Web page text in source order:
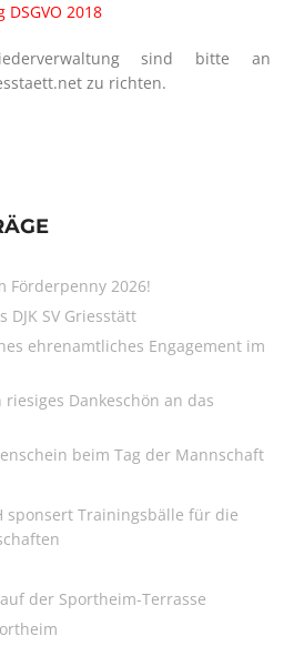
2018
sind bitte an
zu richten.
Förderpenny 2026!
DJK SV Griesstätt
ehrenamtliches Engagement im
Dankeschön an das
beim Tag der Mannschaft
sponsert Trainingsbälle für die
der Sportheim-Terrasse